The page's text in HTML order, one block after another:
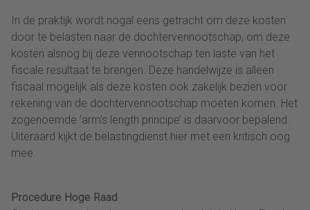
In de praktijk wordt nogal eens getracht om deze kosten
door te belasten naar de dochtervennootschap, om deze
kosten alsnog bij deze vennootschap ten laste van het
fiscale resultaat te brengen. Deze handelwijze is alleen
fiscaal mogelijk als deze kosten ook zakelijk bezien voor
rekening van de dochtervennootschap moeten komen. Het
zogenoemde ‘arm’s length principe’ is daarvoor bepalend.
Uiteraard kijkt de belastingdienst hier met een kritisch oog
mee.
Procedure Hoge Raad